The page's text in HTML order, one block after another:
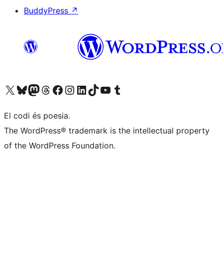
BuddyPress ↗
Visiteu el nostre compte X (abans Twitter)
Visiteu el nostre compte de Bluesky
Visiteu el nostre compte al Mastodon
Visiteu el nostre compte de Threads
Visiteu la nostra pàgina al Facebook
Visiteu el nostre compte d'Instagram
Visiteu el nostre compte de LinkedIn
Visiteu el nostre compte de TikTok
Visiteu el nostre canal al YouTube
Visiteu el nostre compte de Tumblr
El codi és poesia.
The WordPress® trademark is the intellectual property
of the WordPress Foundation.